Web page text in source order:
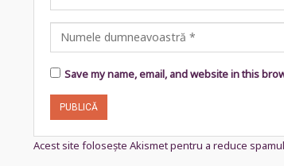
Save my name, email, and website in this
Acest site folosește Akismet pentru a reduce